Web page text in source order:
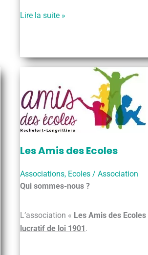
La
Rochefort-
Yvelines
(S.H.R.)
Lire la suite »
Les Amis des Ecoles
Associations, Ecoles / Association
Qui sommes-nous ?
L’association « Les Amis des Ecoles
lucratif de loi 1901.